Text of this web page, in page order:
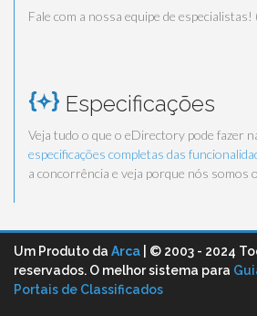
Fale com a nossa equipe de
Especificações
Veja tudo o que o eDirectory pode fazer
especificações completas das
a concorrência e veja porque nós somos
Um Produto da Arca | © 2003 - 2024
reservados. O melhor sistema para
Portais de Classificados